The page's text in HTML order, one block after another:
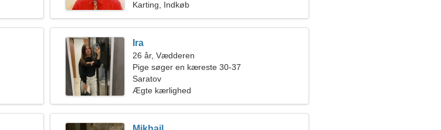
Karting, Indkøb
Ira
26 år, Vædderen
Pige søger en kæreste 30-37
Saratov
Ægte kærlighed